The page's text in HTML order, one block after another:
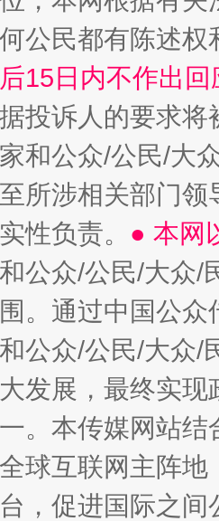
公民都有陈述
15日内不作出
投诉人的要求将
和公众/公民/大
所涉相关部门
性负责。 ● 本网
和公众/公民/大众
。通过中国公
公众/公民/大众
发展，最终实
。本传媒网站
球互联网主阵
，促进国际之